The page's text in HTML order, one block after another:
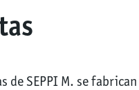
SEPPI M. se